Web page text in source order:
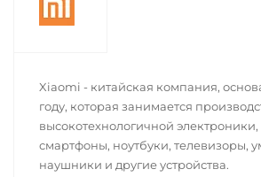
Xiaomi - китайская компания,
году, которая занимается
высокотехнологичной
смартфоны, ноутбуки, телевизоры,
наушники и другие устройства.